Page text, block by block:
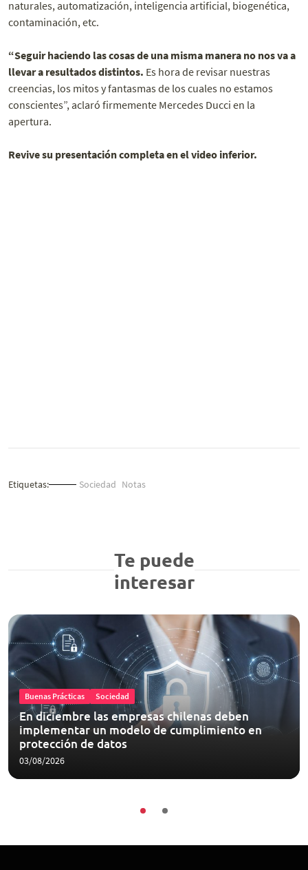
naturales, automatización, inteligencia artificial, biogenética,
contaminación, etc.
“Seguir haciendo las cosas de una misma manera no nos va a
llevar a resultados distintos. Es hora de revisar nuestras
creencias, los mitos y fantasmas de los cuales no estamos
conscientes”, aclaró firmemente Mercedes Ducci en la
apertura.
Revive su presentación completa en el video inferior.
Etiquetas: Sociedad Notas
Te puede
interesar
Buenas Prácticas Sociedad
En diciembre las empresas chilenas deben
implementar un modelo de cumplimiento en
protección de datos
03/08/2026